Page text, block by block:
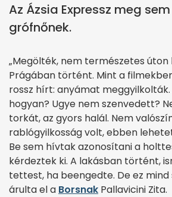
Az Ázsia Expressz meg
grófnőnek.
„Megölték, nem természetes úton
Prágában történt. Mint a
rossz hírt: anyámat
hogyan? Ugye nem szenvedett?
torkát, az gyors halál. Nem
rablógyilkosság volt, ebben
Be sem hívtak azonosítani a
kérdeztek ki. A lakásban történt,
tettest, ha beengedte. De ez mind
árulta el a Borsnak Pallavicini Zita.